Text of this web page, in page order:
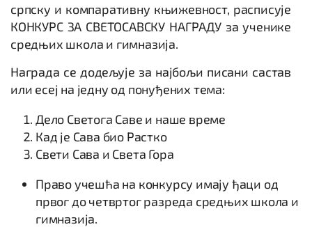
српску и компаративну књижевност, расписује
КОНКУРС ЗА СВЕТОСАВСКУ НАГРАДУ за ученике
средњих школа и гимназија.
Награда се додељује за најбољи писани састав
или есеј на једну од понуђених тема:
Дело Светога Саве и наше време
Кад је Сава био Растко
Свети Сава и Света Гора
Право учешћа на конкурсу имају ђаци од
првог до четвртог разреда средњих школа и
гимназија.